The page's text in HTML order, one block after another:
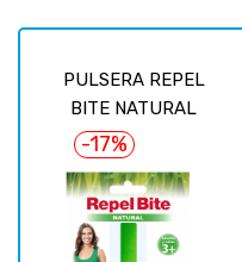
PULSERA REPEL
BITE NATURAL
-17%